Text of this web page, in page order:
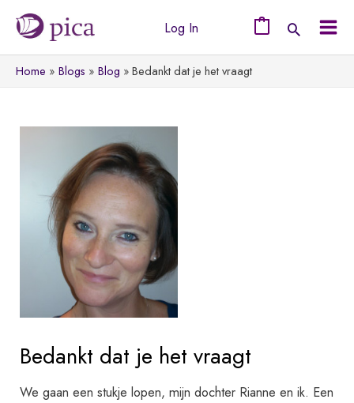
naar
de
inhoud
Log In
Home Blogs Blog Bedankt dat je het vraagt
Bedankt dat je het vraagt
We gaan een stukje lopen, mijn dochter Rianne en ik. Een